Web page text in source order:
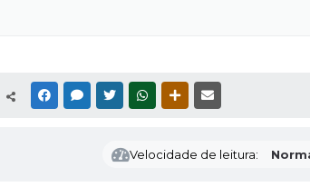
FACEBOOKMESSENGER
TWITTERWHATSAPPOUTRAS MÍDIAS
Velocidade de leitura: